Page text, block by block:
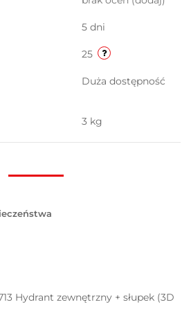
5 dni
25
Duża dostępność
3 kg
Hydrant zewnętrzny + słupek (3D